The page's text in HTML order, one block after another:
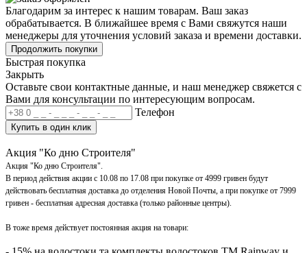
Благодарим за интерес к нашим товарам. Ваш заказ
обрабатывается. В ближайшее время с Вами свяжутся наши
менеджеры для уточнения условий заказа и времени доставки.
Продолжить покупки
Быстрая покупка
Закрыть
Оставьте свои контактные данные, и наш менеджер свяжется с
Вами для консультации по интересующим вопросам.
Телефон
Купить в один клик
Акция "Ко дню Строителя"
Акция "Ко дню Строителя".
В период действия акции с 10.08 по 17.08 при покупке от 4999 гривен будут
действовать бесплатная доставка до отделения Новой Почты, а при покупке от 7999
гривен - бесплатная адресная доставка (только районные центры).
В тоже время действует постоянная акция на товари: